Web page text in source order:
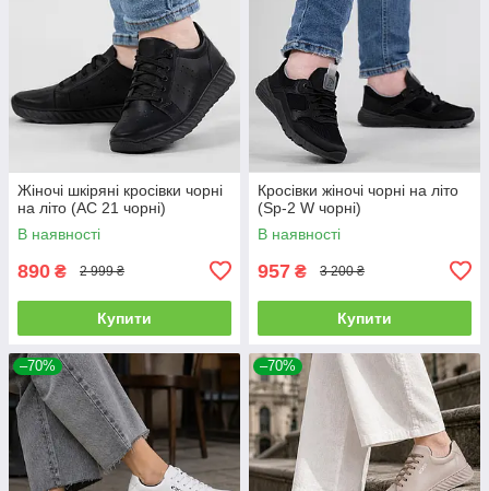
Жіночі шкіряні кросівки чорні
на літо (АС 21 чорні)
В наявності
890 ₴ 2 999 ₴
Купити
Кросівки жіночі чорні на літо
(Sp-2 W чорні)
В наявності
957 ₴ 3 200 ₴
Купити
–70% –70%